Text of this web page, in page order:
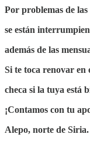
Por problemas de
se están
además de las
Si te toca renovar en
checa si la tuya está
¡Contamos con tu
Alepo, norte de Siria.